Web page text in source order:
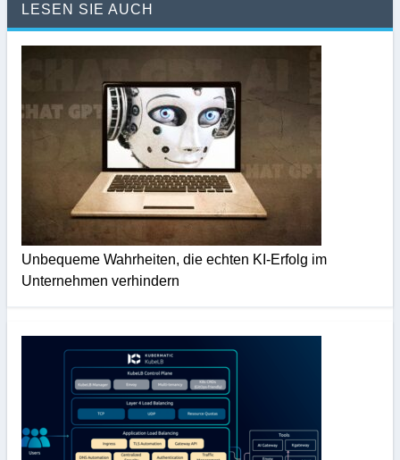
LESEN SIE AUCH
Unbequeme Wahrheiten, die echten KI-Erfolg im
Unternehmen verhindern